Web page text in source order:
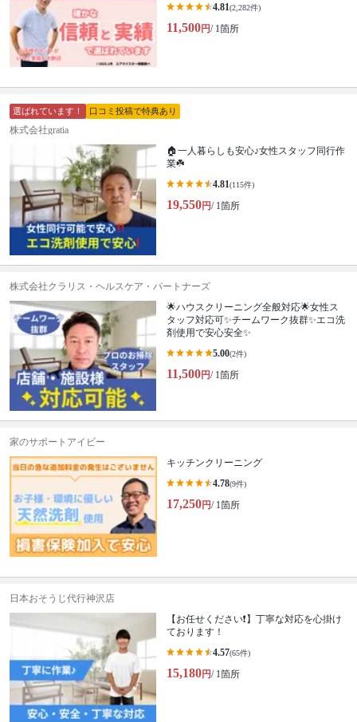
4.81(2,282件)
11,500円/ 1箇所
選ばれています！ 口コミ投稿で特典あり
株式会社gratia
🏠一人暮らしも安心♪女性スタッフ同行作
業☘️
4.81(115件)
19,550円/ 1箇所
株式会社クラリス・ヘルスケア・パートナーズ
🌟ハウスクリーニング全般対応🌟女性ス
タッフ対応可✨チームワーク抜群✨エコ洗
剤使用で安心安全✨
5.00(2件)
11,500円/ 1箇所
家のサポートアイビー
キッチンクリーニング
4.78(9件)
17,250円/ 1箇所
日本おそうじ代行神沢店
【お任せください❗️】丁寧な対応を心掛け
ております！
4.57(65件)
15,180円/ 1箇所